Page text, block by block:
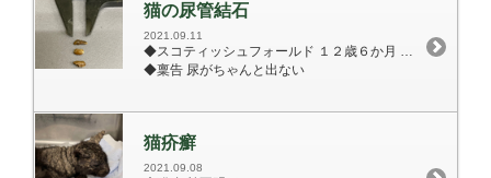
猫の尿管結石
2021.09.11
◆スコティッシュフォールド １２歳６か月 去勢オス 3.64㎏
◆稟告 尿がちゃんと出ない
猫疥癬
2021.09.08